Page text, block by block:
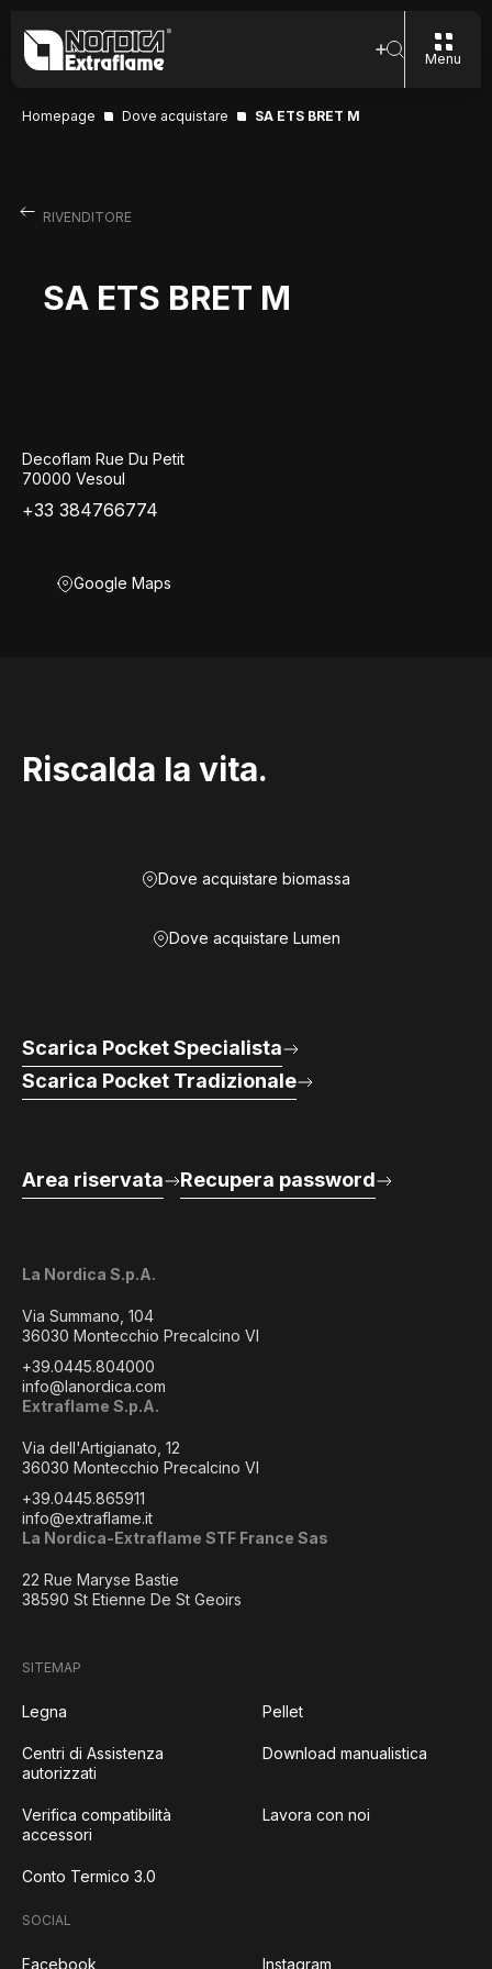
Menu
Homepage Dove acquistare SA ETS BRET M
RIVENDITORE
SA ETS BRET M
Decoflam Rue Du Petit
70000 Vesoul
+33 384766774
Google Maps
Riscalda la vita.
Dove acquistare biomassa
Dove acquistare Lumen
La Nordica S.p.A.
Via Summano, 104
36030 Montecchio Precalcino VI
+39.0445.804000
info@lanordica.com
Extraflame S.p.A.
Via dell'Artigianato, 12
36030 Montecchio Precalcino VI
+39.0445.865911
info@extraflame.it
La Nordica-Extraflame STF France Sas
22 Rue Maryse Bastie
38590 St Etienne De St Geoirs
Scarica Pocket Specialista
Scarica Pocket Tradizionale
Area riservata Recupera password
SITEMAP
Legna Pellet
Centri di Assistenza
autorizzati
Download manualistica
Verifica compatibilità
accessori
Lavora con noi
Conto Termico 3.0
SOCIAL
Facebook Instagram